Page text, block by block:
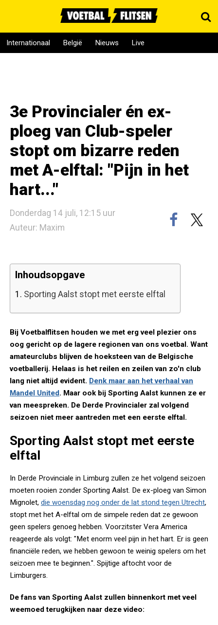
Internationaal België Nieuws Live
3e Provincialer én ex-
ploeg van Club-speler
stopt om bizarre reden
met A-elftal: "Pijn in het
hart..."
Donderdag 14 juli, 12:15 uur
Auteur: Maxim
Inhoudsopgave
1. Sporting Aalst stopt met eerste elftal
Bij Voetbalflitsen houden we met erg veel plezier ons
oog gericht op de lagere regionen van ons voetbal. Want
amateurclubs blijven de hoeksteen van de Belgische
voetballerij. Helaas is het reilen en zeilen van zo'n club
lang niet altijd evident. Denk maar aan het verhaal van
Mandel United. Maar ook bij Sporting Aalst kunnen ze er
van meespreken. De Derde Provincialer zal volgend
seizoen niet meer aantreden met een eerste elftal.
Sporting Aalst stopt met eerste
elftal
In Derde Provinciale in Limburg zullen ze het volgend seizoen
moeten rooien zonder Sporting Aalst. De ex-ploeg van Simon
Mignolet, die woensdag nog onder de lat stond tegen Utrecht,
stopt met het A-elftal om de simpele reden dat ze gewoon
geen spelers genoeg hebben. Voorzitster Vera America
reageerde als volgt: "Met enorm veel pijn in het hart. Er is geen
financiële reden, we hebben gewoon te weinig spelers om het
seizoen mee te beginnen.". Spijtige aftocht voor de
Limburgers.
De fans van Sporting Aalst zullen binnenkort met veel
weemoed terugkijken naar deze video: